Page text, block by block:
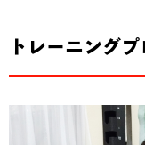
トレーニング